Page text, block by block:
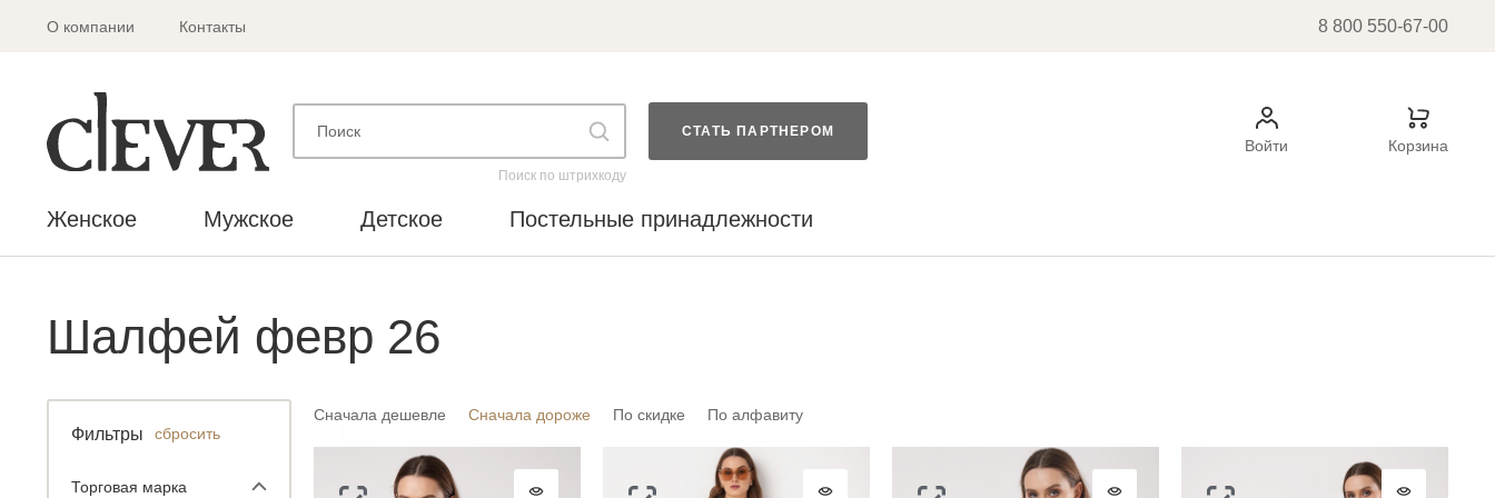
О компании Контакты 8 800 550-67-00
Поиск по штрихкоду
СТАТЬ ПАРТНЕРОМ
Войти Корзина
Женское Мужское Детское Постельные принадлежности
Шалфей февр 26
Фильтры сбросить
Торговая марка
Сначала дешевле Сначала дороже По скидке По алфавиту